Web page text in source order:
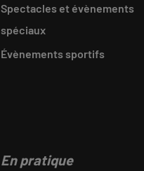
Spectacles et évènements
spéciaux
Évènements sportifs
En pratique